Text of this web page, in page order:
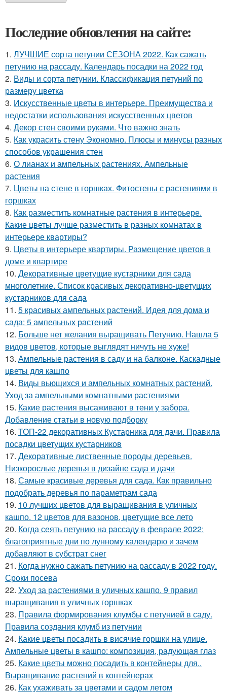
Последние обновления на сайте:
1. ЛУЧШИЕ сорта петунии СЕЗОНА 2022. Как сажать
петунию на рассаду. Календарь посадки на 2022 год
2. Виды и сорта петунии. Классификация петуний по
размеру цветка
3. Искусственные цветы в интерьере. Преимущества и
недостатки использования искусственных цветов
4. Декор стен своими руками. Что важно знать
5. Как украсить стену Экономно. Плюсы и минусы разных
способов украшения стен
6. О лианах и ампельных растениях. Ампельные
растения
7. Цветы на стене в горшках. Фитостены с растениями в
горшках
8. Как разместить комнатные растения в интерьере.
Какие цветы лучше разместить в разных комнатах в
интерьере квартиры?
9. Цветы в интерьере квартиры. Размещение цветов в
доме и квартире
10. Декоративные цветущие кустарники для сада
многолетние. Список красивых декоративно-цветущих
кустарников для сада
11. 5 красивых ампельных растений. Идея для дома и
сада: 5 ампельных растений
12. Больше нет желания выращивать Петунию. Нашла 5
видов цветов, которые выглядят ничуть не хуже!
13. Ампельные растения в саду и на балконе. Каскадные
цветы для кашпо
14. Виды вьющихся и ампельных комнатных растений.
Уход за ампельными комнатными растениями
15. Какие растения высаживают в тени у забора.
Добавление статьи в новую подборку
16. ТОП-22 декоративных Кустарника для дачи. Правила
посадки цветущих кустарников
17. Декоративные лиственные породы деревьев.
Низкорослые деревья в дизайне сада и дачи
18. Самые красивые деревья для сада. Как правильно
подобрать деревья по параметрам сада
19. 10 лучших цветов для выращивания в уличных
кашпо. 12 цветов для вазонов, цветущие все лето
20. Когда сеять петунию на рассаду в феврале 2022:
благоприятные дни по лунному календарю и зачем
добавляют в субстрат снег
21. Когда нужно сажать петунию на рассаду в 2022 году.
Сроки посева
22. Уход за растениями в уличных кашпо. 9 правил
выращивания в уличных горшках
23. Правила формирования клумбы с петунией в саду.
Правила создания клумб из петунии
24. Какие цветы посадить в висячие горшки на улице.
Ампельные цветы в кашпо: композиция, радующая глаз
25. Какие цветы можно посадить в контейнеры для..
Выращивание растений в контейнерах
26. Как ухаживать за цветами и садом летом